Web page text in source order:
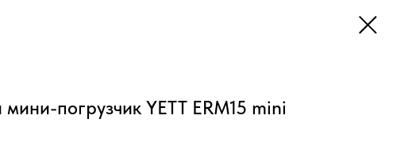
погрузчик YETT ERM15 mini